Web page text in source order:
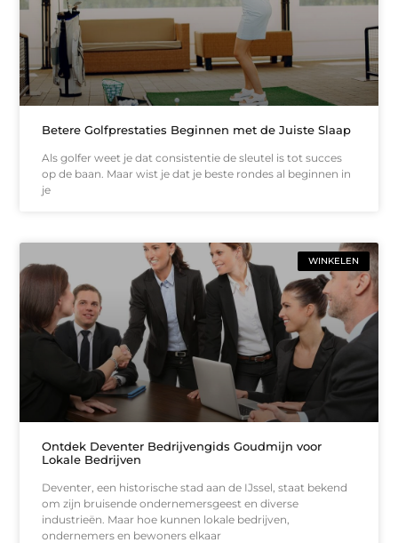
Betere Golfprestaties Beginnen met de Juiste Slaap
Als golfer weet je dat consistentie de sleutel is tot succes
op de baan. Maar wist je dat je beste rondes al beginnen in
je
WINKELEN
Ontdek Deventer Bedrijvengids Goudmijn voor
Lokale Bedrijven
Deventer, een historische stad aan de IJssel, staat bekend
om zijn bruisende ondernemersgeest en diverse
industrieën. Maar hoe kunnen lokale bedrijven,
ondernemers en bewoners elkaar